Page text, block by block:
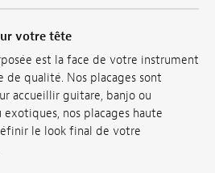
votre tête
est la face de votre instrument
de qualité. Nos placages sont
accueillir guitare, banjo ou
exotiques, nos placages haute
le look final de votre